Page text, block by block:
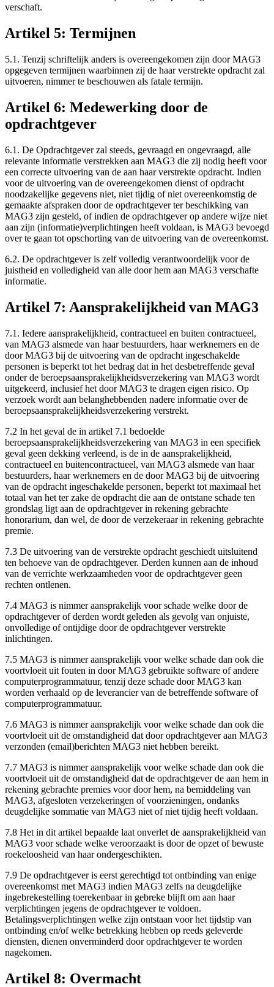
verschaft.
Artikel 5: Termijnen
5.1. Tenzij schriftelijk anders is overeengekomen zijn door MAG3
opgegeven termijnen waarbinnen zij de haar verstrekte opdracht zal
uitvoeren, nimmer te beschouwen als fatale termijn.
Artikel 6: Medewerking door de
opdrachtgever
6.1. De Opdrachtgever zal steeds, gevraagd en ongevraagd, alle
relevante informatie verstrekken aan MAG3 die zij nodig heeft voor
een correcte uitvoering van de aan haar verstrekte opdracht. Indien
voor de uitvoering van de overeengekomen dienst of opdracht
noodzakelijke gegevens niet, niet tijdig of niet overeenkomstig de
gemaakte afspraken door de opdrachtgever ter beschikking van
MAG3 zijn gesteld, of indien de opdrachtgever op andere wijze niet
aan zijn (informatie)verplichtingen heeft voldaan, is MAG3 bevoegd
over te gaan tot opschorting van de uitvoering van de overeenkomst.
6.2. De opdrachtgever is zelf volledig verantwoordelijk voor de
juistheid en volledigheid van alle door hem aan MAG3 verschafte
informatie.
Artikel 7: Aansprakelijkheid van MAG3
7.1. Iedere aansprakelijkheid, contractueel en buiten contractueel,
van MAG3 alsmede van haar bestuurders, haar werknemers en de
door MAG3 bij de uitvoering van de opdracht ingeschakelde
personen is beperkt tot het bedrag dat in het desbetreffende geval
onder de beroepsaansprakelijkheidsverzekering van MAG3 wordt
uitgekeerd, inclusief het door MAG3 te dragen eigen risico. Op
verzoek wordt aan belanghebbenden nadere informatie over de
beroepsaansprakelijkheidsverzekering verstrekt.
7.2 In het geval de in artikel 7.1 bedoelde
beroepsaansprakelijkheidsverzekering van MAG3 in een specifiek
geval geen dekking verleend, is de in de aansprakelijkheid,
contractueel en buitencontractueel, van MAG3 alsmede van haar
bestuurders, haar werknemers en de door MAG3 bij de uitvoering
van de opdracht ingeschakelde personen, beperkt tot maximaal het
totaal van het ter zake de opdracht die aan de ontstane schade ten
grondslag ligt aan de opdrachtgever in rekening gebrachte
honorarium, dan wel, de door de verzekeraar in rekening gebrachte
premie.
7.3 De uitvoering van de verstrekte opdracht geschiedt uitsluitend
ten behoeve van de opdrachtgever. Derden kunnen aan de inhoud
van de verrichte werkzaamheden voor de opdrachtgever geen
rechten ontlenen.
7.4 MAG3 is nimmer aansprakelijk voor schade welke door de
opdrachtgever of derden wordt geleden als gevolg van onjuiste,
onvolledige of ontijdige door de opdrachtgever verstrekte
inlichtingen.
7.5 MAG3 is nimmer aansprakelijk voor welke schade dan ook die
voortvloeit uit fouten in door MAG3 gebruikte software of andere
computerprogrammatuur, tenzij deze schade door MAG3 kan
worden verhaald op de leverancier van de betreffende software of
computerprogrammatuur.
7.6 MAG3 is nimmer aansprakelijk voor welke schade dan ook die
voortvloeit uit de omstandigheid dat door opdrachtgever aan MAG3
verzonden (email)berichten MAG3 niet hebben bereikt.
7.7 MAG3 is nimmer aansprakelijk voor welke schade dan ook die
voortvloeit uit de omstandigheid dat de opdrachtgever de aan hem in
rekening gebrachte premies voor door hem, na bemiddeling van
MAG3, afgesloten verzekeringen of voorzieningen, ondanks
deugdelijke sommatie van MAG3 niet of niet tijdig heeft voldaan.
7.8 Het in dit artikel bepaalde laat onverlet de aansprakelijkheid van
MAG3 voor schade welke veroorzaakt is door de opzet of bewuste
roekeloosheid van haar ondergeschikten.
7.9 De opdrachtgever is eerst gerechtigd tot ontbinding van enige
overeenkomst met MAG3 indien MAG3 zelfs na deugdelijke
ingebrekestelling toerekenbaar in gebreke blijft om aan haar
verplichtingen jegens de opdrachtgever te voldoen.
Betalingsverplichtingen welke zijn ontstaan voor het tijdstip van
ontbinding en/of welke betrekking hebben op reeds geleverde
diensten, dienen onverminderd door opdrachtgever te worden
nagekomen.
Artikel 8: Overmacht